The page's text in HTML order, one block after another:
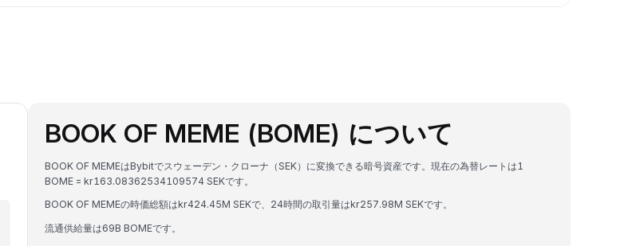
BOOK OF MEME (BOME) について
BOOK OF MEMEはBybitでスウェーデン・クローナ（SEK）に変換できる暗号資産です。現在の為替レートは1
BOME = kr163.08362534109574 SEKです。
BOOK OF MEMEの時価総額はkr424.45M SEKで、24時間の取引量はkr257.98M SEKです。
流通供給量は69B BOMEです。